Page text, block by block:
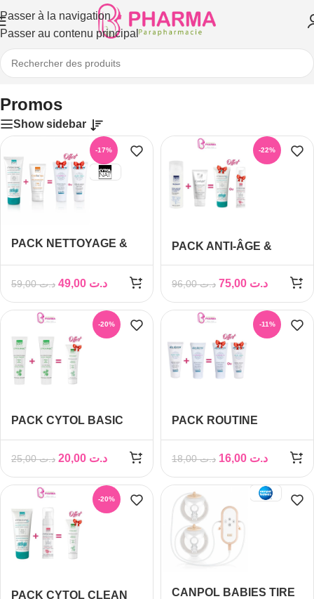
Passer à la navigation
Passer au contenu principal
Accueil/Promos
Promos
Show sidebar
-17%
PACK NETTOYAGE &
د.ت59,00 د.ت
-22%
PACK ANTI-ÂGE &
د.ت96,00 د.ت
-20%
PACK CYTOL BASIC
د.ت25,00 د.ت
-11%
PACK ROUTINE
د.ت18,00 د.ت
-20%
PACK CYTOL CLEAN
CANPOL BABIES TIRE